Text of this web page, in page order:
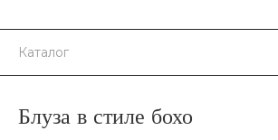
Каталог
Блуза в стиле бохо